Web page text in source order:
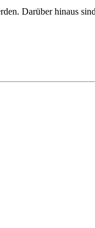
Darüber hinaus